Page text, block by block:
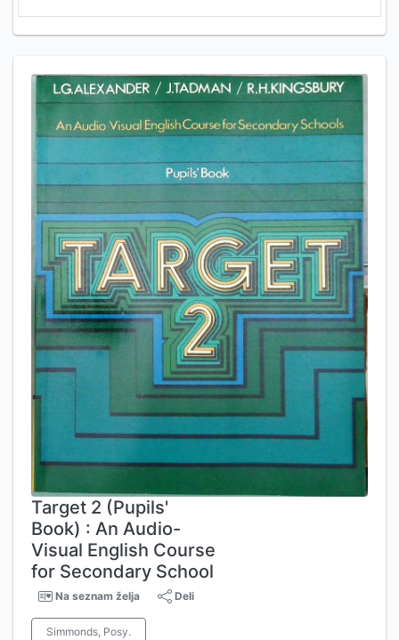
Target 2 (Pupils'
Book) : An Audio-
Visual English Course
for Secondary School
Na seznam želja Deli
Simmonds, Posy.